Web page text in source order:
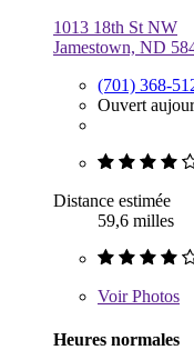
1013 18th St NW
Jamestown, ND
(701) 368-
Ouvert
Distance estimée
59,6 milles
VoirPhotos
Heures normales